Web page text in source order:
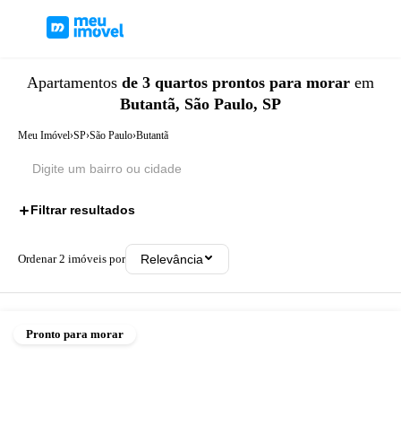
Apartamentos de 3 quartos prontos para morar em
Butantã, São Paulo, SP
Meu Imóvel›SP›São Paulo›Butantã
Filtrar resultados
Ordenar2 imóveis por Relevância
Pronto para morar